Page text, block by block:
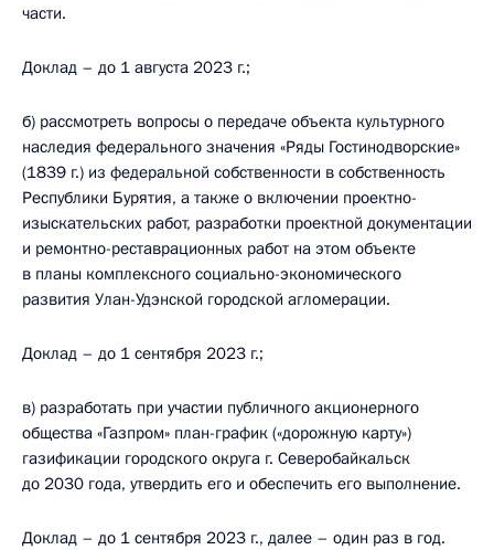
части.
Доклад – до 1 августа 2023 г.;
б) рассмотреть вопросы о передаче объекта культурного
наследия федерального значения «Ряды Гостинодворские»
(1839 г.) из федеральной собственности в собственность
Республики Бурятия, а также о включении проектно-
изыскательских работ, разработки проектной документации
и ремонтно-реставрационных работ на этом объекте
в планы комплексного социально-экономического
развития Улан-Удэнской городской агломерации.
Доклад – до 1 сентября 2023 г.;
в) разработать при участии публичного акционерного
общества «Газпром» план-график («дорожную карту»)
газификации городского округа г. Северобайкальск
до 2030 года, утвердить его и обеспечить его выполнение.
Доклад – до 1 сентября 2023 г., далее – один раз в год.